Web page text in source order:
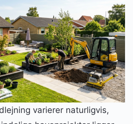
varierer naturligvis,